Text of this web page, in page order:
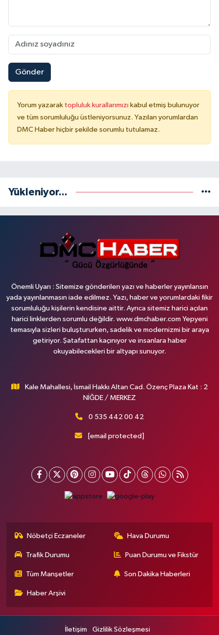
Gönder
Yorum yazarak topluluk kurallarımızı kabul etmiş bulunuyor
ve tüm sorumluluğu üstleniyorsunuz. Yazılan yorumlardan
DMC Haber hiçbir şekilde sorumlu tutulamaz.
Yükleniyor...
Önemli Uyarı : Sitemize gönderilen yazı ve haberler yayınlansın
yada yayınlanmasın iade edilmez. Yazı, haber ve yorumlardaki fikir
sorumluluğu kişilerin kendisine aittir. Ayrıca sitemiz harici açılan
harici linklerden sorumlu değildir. www.dmchaber.com Yepyeni
temasıyla sizleri buluştururken, sadelik ve modernizmi bir araya
getiriyor. Şatafattan kaçınıyor ve insanlara haber
okuyabilecekleri bir altyapı sunuyor.
Kale Mahallesi, İsmail Hakkı Altan Cad. Özenç Plaza Kat : 2
NİĞDE / MERKEZ
0 535 442 00 42
[email protected]
Nöbetçi Eczaneler Hava Durumu
Trafik Durumu Puan Durumu ve Fikstür
Tüm Manşetler Son Dakika Haberleri
Haber Arşivi
İletişim Gizlilik Sözleşmesi